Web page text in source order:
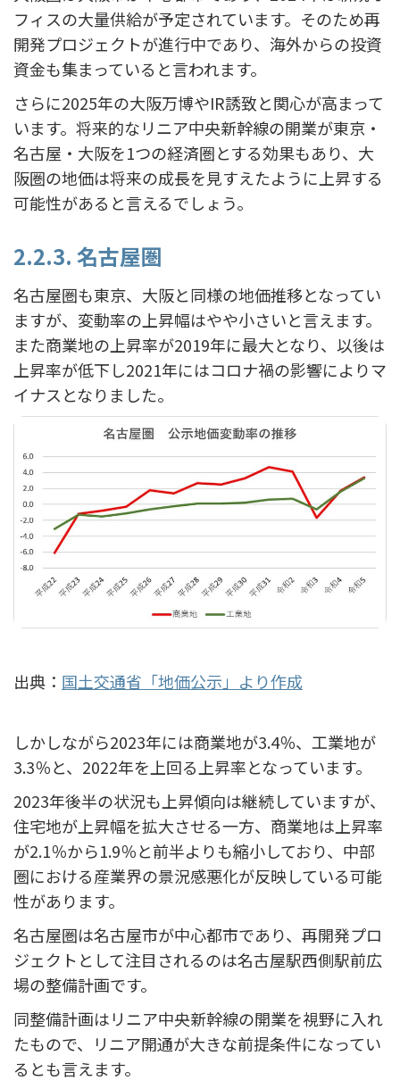
フィスの大量供給が予定されています。そのため再
開発プロジェクトが進行中であり、海外からの投資
資金も集まっていると言われます。
さらに2025年の大阪万博やIR誘致と関心が高まって
います。将来的なリニア中央新幹線の開業が東京・
名古屋・大阪を1つの経済圏とする効果もあり、大
阪圏の地価は将来の成長を見すえたように上昇する
可能性があると言えるでしょう。
2.2.3. 名古屋圏
名古屋圏も東京、大阪と同様の地価推移となってい
ますが、変動率の上昇幅はやや小さいと言えます。
また商業地の上昇率が2019年に最大となり、以後は
上昇率が低下し2021年にはコロナ禍の影響によりマ
イナスとなりました。
出典： 国土交通省「地価公示」より作成
しかしながら2023年には商業地が3.4％、工業地が
3.3％と、2022年を上回る上昇率となっています。
2023年後半の状況も上昇傾向は継続していますが、
住宅地が上昇幅を拡大させる一方、商業地は上昇率
が2.1％から1.9％と前半よりも縮小しており、中部
圏における産業界の景況感悪化が反映している可能
性があります。
名古屋圏は名古屋市が中心都市であり、再開発プロ
ジェクトとして注目されるのは名古屋駅西側駅前広
場の整備計画です。
同整備計画はリニア中央新幹線の開業を視野に入れ
たもので、リニア開通が大きな前提条件になってい
るとも言えます。